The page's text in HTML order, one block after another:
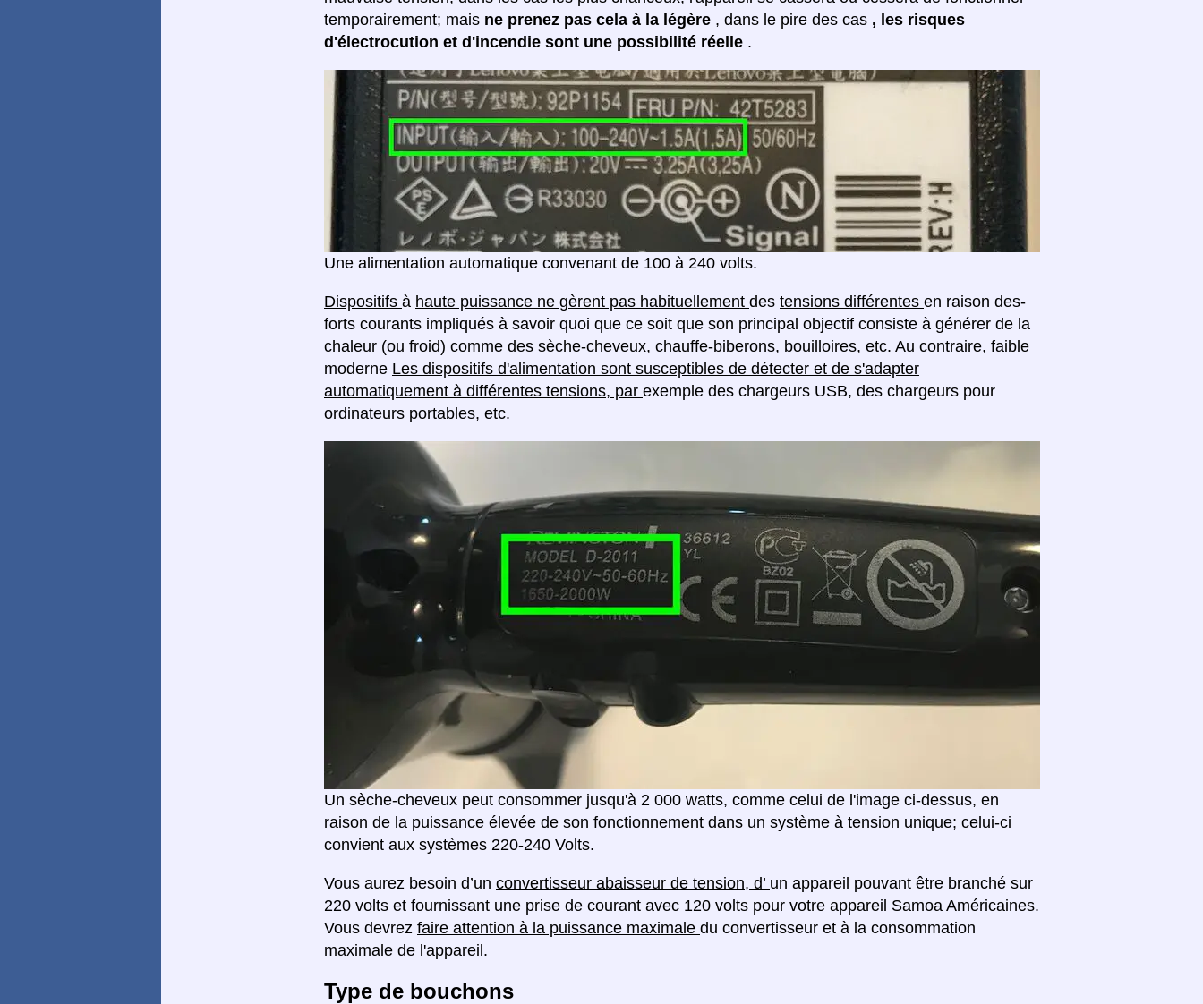
temporairement; mais ne prenez pas cela à la légère , dans le pire des cas , les risques
d'électrocution et d'incendie sont une possibilité réelle .
Une alimentation automatique convenant de 100 à 240 volts.
Dispositifs à haute puissance ne gèrent pas habituellement des tensions différentes en raison des-
forts courants impliqués à savoir quoi que ce soit que son principal objectif consiste à générer de la
chaleur (ou froid) comme des sèche-cheveux, chauffe-biberons, bouilloires, etc. Au contraire, faible
moderne Les dispositifs d'alimentation sont susceptibles de détecter et de s'adapter
automatiquement à différentes tensions, par exemple des chargeurs USB, des chargeurs pour
ordinateurs portables, etc.
Un sèche-cheveux peut consommer jusqu'à 2 000 watts, comme celui de l'image ci-dessus, en
raison de la puissance élevée de son fonctionnement dans un système à tension unique; celui-ci
convient aux systèmes 220-240 Volts.
Vous aurez besoin d’un convertisseur abaisseur de tension, d’ un appareil pouvant être branché sur
220 volts et fournissant une prise de courant avec 120 volts pour votre appareil Samoa Américaines.
Vous devrez faire attention à la puissance maximale du convertisseur et à la consommation
maximale de l'appareil.
Type de bouchons